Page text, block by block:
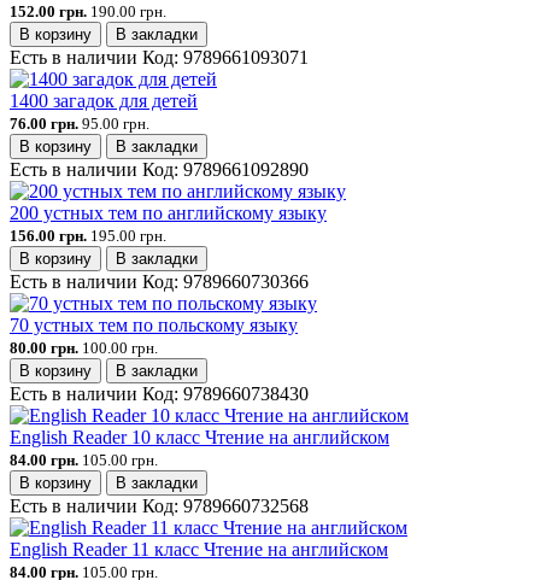
152.00 грн. 190.00 грн.
В корзину
В закладки
Есть в наличии Код: 9789661093071
1400 загадок для детей
76.00 грн. 95.00 грн.
В корзину
В закладки
Есть в наличии Код: 9789661092890
200 устных тем по английскому языку
156.00 грн. 195.00 грн.
В корзину
В закладки
Есть в наличии Код: 9789660730366
70 устных тем по польскому языку
80.00 грн. 100.00 грн.
В корзину
В закладки
Есть в наличии Код: 9789660738430
English Reader 10 класс Чтение на английском
84.00 грн. 105.00 грн.
В корзину
В закладки
Есть в наличии Код: 9789660732568
English Reader 11 класс Чтение на английском
84.00 грн. 105.00 грн.